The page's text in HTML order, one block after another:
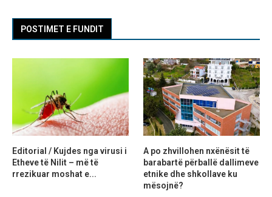
POSTIMET E FUNDIT
Editorial / Kujdes nga virusi i
Etheve të Nilit – më të
rrezikuar moshat e...
A po zhvillohen nxënësit të
barabartë përballë dallimeve
etnike dhe shkollave ku
mësojnë?